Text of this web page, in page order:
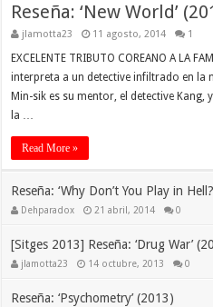
Reseña: ‘New World’
jlamotta23 11 agosto, 2014 1
EXCELENTE TRIBUTO COREANO A LA
interpreta a un detective infiltrado en la
Min-sik es su mentor, el detective Kang,
la …
Read More »
Reseña: ‘Why Don’t You Play in
Dehparadox 21 abril, 2014 0
[Sitges 2013] Reseña: ‘Drug War’
jlamotta23 14 octubre, 2013 0
Reseña: ‘Psychometry’ (2013)